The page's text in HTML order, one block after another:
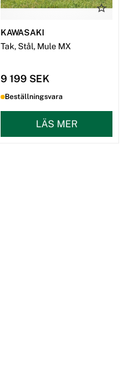
KAWASAKI
Tak, Stål, Mule MX
9 199 SEK
Beställningsvara
LÄS MER